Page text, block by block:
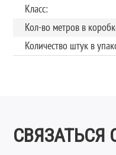
Класс:
Кол-во метров в
Количество штук в
Тип замка:
СВЯЗАТЬСЯ